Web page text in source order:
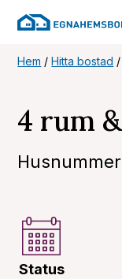
Hem /Hitta bostad
4 rum
Status